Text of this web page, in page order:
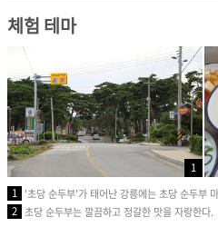
체험 테마
1
1 '초당 순두부'가 태어난 강릉에는 초당 순두부
2 초당 순두부는 깔끔하고 정갈한 맛을 자랑한다.